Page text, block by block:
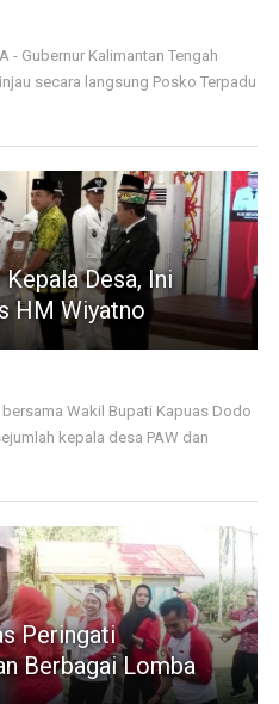
- Gubernur Kalimantan Tengah
secara langsung Posko Terpadu
Desa, Ini
HM Wiyatno
Wakil Bupati Kapuas Dodo
kepala desa PAW dan
Peringati
Berbagai Lomba